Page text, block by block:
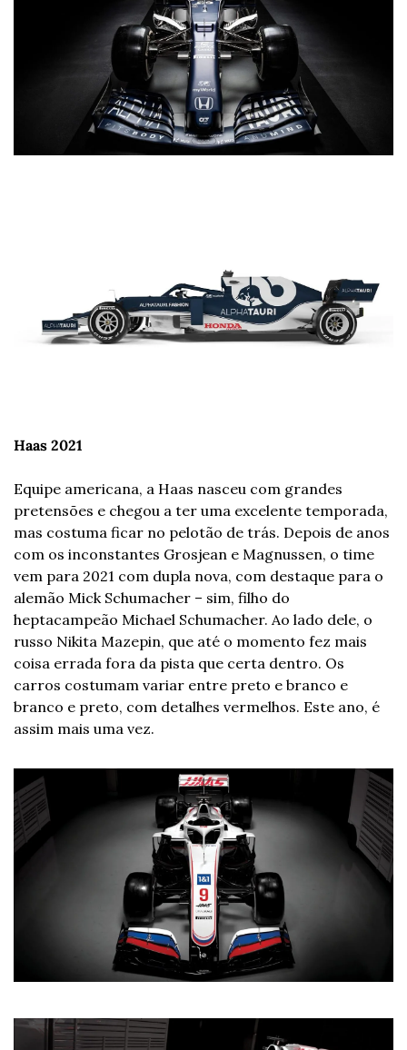
Haas 2021
Equipe americana, a Haas nasceu com grandes
pretensões e chegou a ter uma excelente temporada,
mas costuma ficar no pelotão de trás. Depois de anos
com os inconstantes Grosjean e Magnussen, o time
vem para 2021 com dupla nova, com destaque para o
alemão Mick Schumacher – sim, filho do
heptacampeão Michael Schumacher. Ao lado dele, o
russo Nikita Mazepin, que até o momento fez mais
coisa errada fora da pista que certa dentro. Os
carros costumam variar entre preto e branco e
branco e preto, com detalhes vermelhos. Este ano, é
assim mais uma vez.